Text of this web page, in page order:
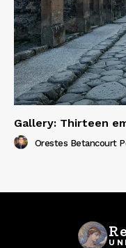
Gallery: Thirteen
Orestes Betancourt